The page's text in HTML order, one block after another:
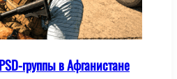
группы в Афганистане